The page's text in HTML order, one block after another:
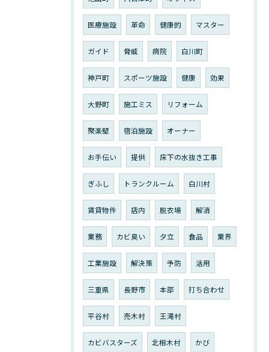
医療施設 革命 健康的 マスター
ガイド 脅威 病院 白川町
神戸町 スポーツ施設 健康 効果
大野町 施工ミス リフォーム
聚楽壁 宿泊施設 オーナー
お手伝い 提供 床下の水抜き工事
ぎふし トランクルーム 白川村
賃貸物件 店内 脱衣場 解消
業務 カビ臭い 夕立 食品 業界
工業施設 解決策 予防 活用
三重県 長野市 本部 打ち合わせ
平谷村 売木村 王滝村
カビバスターズ 北相木村 かび